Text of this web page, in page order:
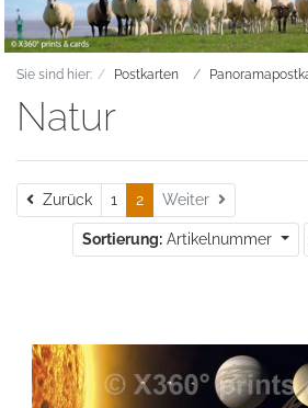
Sie sind hier: Postkarten
Natur
ZurückZurück
1 2 Weiter
Sortierung: Artikelnummer